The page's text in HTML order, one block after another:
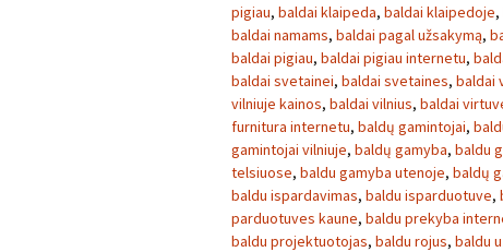
pigiau, baldai klaipeda, baldai klaipedoje,
baldai namams, baldai pagal užsakymą,
baldai pigiau, baldai pigiau internetu,
baldai svetainei, baldai svetaines, baldai
vilniuje kainos, baldai vilnius, baldai
furnitura internetu, baldų gamintojai,
gamintojai vilniuje, baldų gamyba, baldu
telsiuose, baldu gamyba utenoje, baldų
baldu ispardavimas, baldu isparduotuve,
parduotuves kaune, baldu prekyba
baldu projektuotojas, baldu rojus, baldu